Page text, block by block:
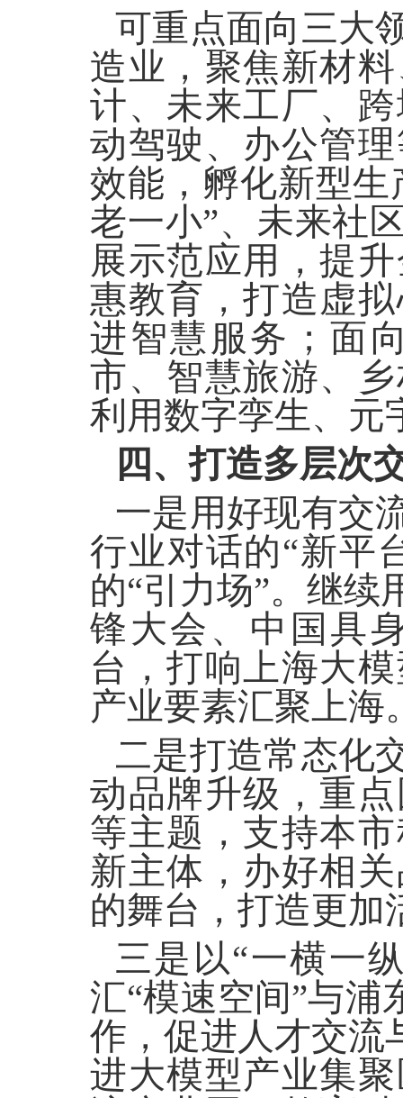
可重点面向三大
造业，聚焦新材
计、未来工厂、
动驾驶、办公管
效能，孵化新型
老一小”、未来社
展示范应用，提
惠教育，打造虚
进智慧服务；面
市、智慧旅游、
利用数字孪生、元
四、打造多层次
一是用好现有交
行业对话的“新平
的“引力场”。继续
锋大会、中国具
台，打响上海大
产业要素汇聚上海
二是打造常态化
动品牌升级，重
等主题，支持本
新主体，办好相
的舞台，打造更加
三是以“一横一
汇“模速空间”与浦
作，促进人才交流
进大模型产业集